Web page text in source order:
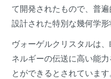
て開発されたもので、普
設計された特別な幾何学形
ヴォーゲルクリスタルは
ネルギーの伝送に高い能
とができるとされています。